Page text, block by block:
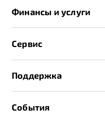
X70
Спецпредложения и Акции
Записаться на тест-драйв
Получить предложение
Финансы и услуги
Трейд-ин
Страхование
Расчет КАСКО
Сервис
Руководство по эксплуатации
Техническое обслуживание
Поддержка
События